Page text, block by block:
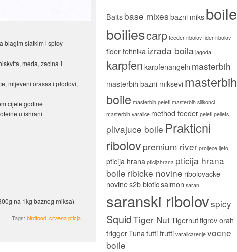
blagim slatkim i spicy
meda, zacina i
mljeveni orasasti plodovi,
cijele godine
​​u ishrani
na 1kg baznog miksa)
Tags: birdfood, crvena pticja
Baits base mixes bazni miks boile
boiliescarp feeder ribolov fider ribolov
fider tehnika izrada boila jagoda
karpfen karpfenangeln masterbih
masterbih bazni miksevi masterbih
boile masterbih peleti masterbih silikonci
masterbih varalice method feeder peleti pellets
plivajuce boile Prakticni
ribolovpremium river proljece ljeto
pticija hrana pticijahrana pticija hrana
boile ribicke novine ribolovacke
novines2b bioticsalmon saran
saranski ribolovspicy
SquidTiger NutTigernuttigrov orah
triggerTunatutti frutti varalicarenje vocne
boile